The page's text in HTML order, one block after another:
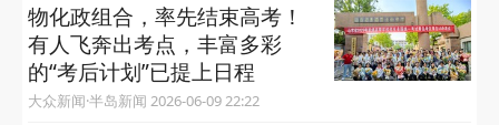
物化政组合，率先结束高考！
有人飞奔出考点，丰富多彩
的“考后计划”已提上日程
大众新闻·半岛新闻 2026-06-09 22:22